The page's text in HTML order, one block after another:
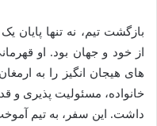
بازگشت تیم، نه تنها پایان
از خود و جهان بود. او
های هیجان انگیز را به
خانواده، مسئولیت پذیری و
داشت. این سفر، به تیم